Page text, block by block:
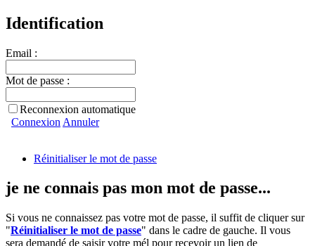
Identification
Email :
Mot de passe :
Reconnexion automatique
Connexion Annuler
Réinitialiser le mot de passe
je ne connais pas mon mot de passe...
Si vous ne connaissez pas votre mot de passe, il suffit de cliquer sur
"Réinitialiser le mot de passe" dans le cadre de gauche. Il vous
sera demandé de saisir votre mél pour recevoir un lien de